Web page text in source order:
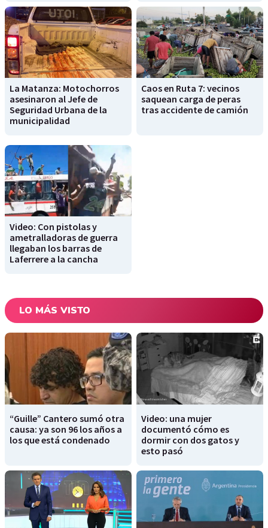
La Matanza: Motochorros
asesinaron al Jefe de
Seguridad Urbana de la
municipalidad
Caos en Ruta 7: vecinos
saquean carga de peras
tras accidente de camión
Video: Con pistolas y
ametralladoras de guerra
llegaban los barras de
Laferrere a la cancha
LO MÁS VISTO
“Guille” Cantero sumó otra
causa: ya son 96 los años a
los que está condenado
Video: una mujer
documentó cómo es
dormir con dos gatos y
esto pasó